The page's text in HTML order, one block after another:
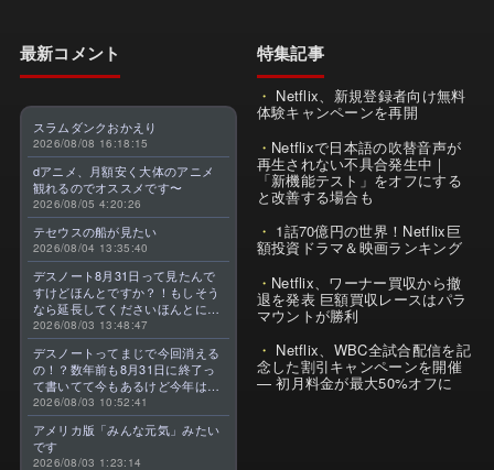
最新コメント
スラムダンクおかえり
2026/08/08 16:18:15
dアニメ、月額安く大体のアニメ
観れるのでオススメです〜
2026/08/05 4:20:26
テセウスの船が見たい
2026/08/04 13:35:40
デスノート8月31日って見たんで
すけどほんとですか？！もしそう
なら延長してくださいほんとに大
好きなんです😭
2026/08/03 13:48:47
デスノートってまじで今回消える
の！？数年前も8月31日に終了っ
て書いてて今もあるけど今年はま
じのやつ！？よくわからん！！で
きればなくならないでほしい！平
成アニメを振り返らせてくれっ
っ！！！！！！！
2026/08/03 10:52:41
アメリカ版「みんな元気」みたい
です
2026/08/03 1:23:14
特集記事
Netflix、新規登録者向け無料
体験キャンペーンを再開
Netflixで日本語の吹替音声が
再生されない不具合発生中｜
「新機能テスト」をオフにする
と改善する場合も
1話70億円の世界！Netflix巨
額投資ドラマ＆映画ランキング
Netflix、ワーナー買収から撤
退を発表 巨額買収レースはパラ
マウントが勝利
Netflix、WBC全試合配信を記
念した割引キャンペーンを開催
— 初月料金が最大50%オフに